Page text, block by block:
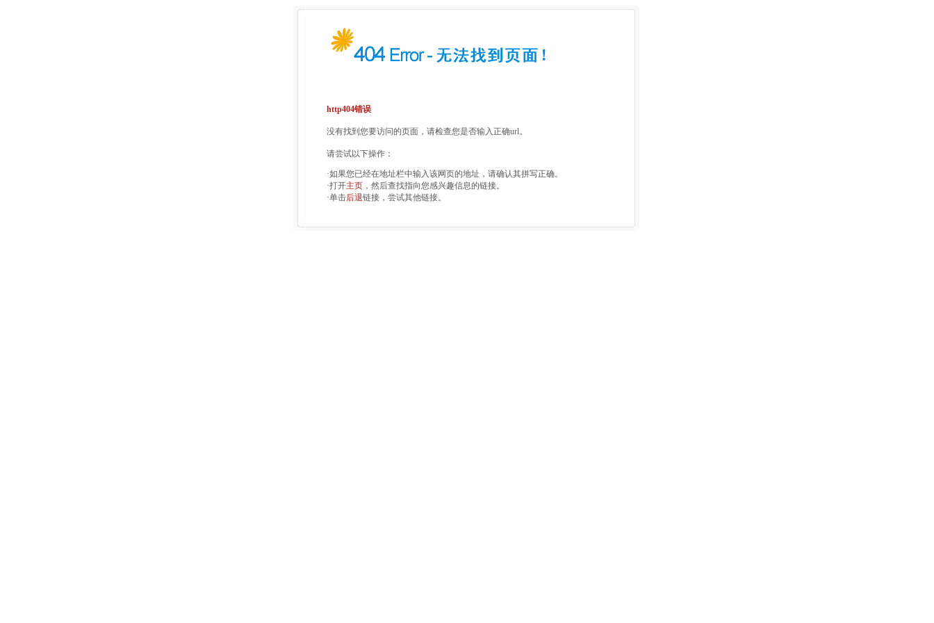
http404错误
没有找到您要访问的页面，请检查您是否输入正确url。
请尝试以下操作：
·如果您已经在地址栏中输入该网页的地址，请确认其拼写正确。
·打开主页 ，然后查找指向您感兴趣信息的链接。
·单击后退链接，尝试其他链接。